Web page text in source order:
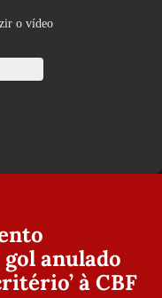
anulado
à CBF